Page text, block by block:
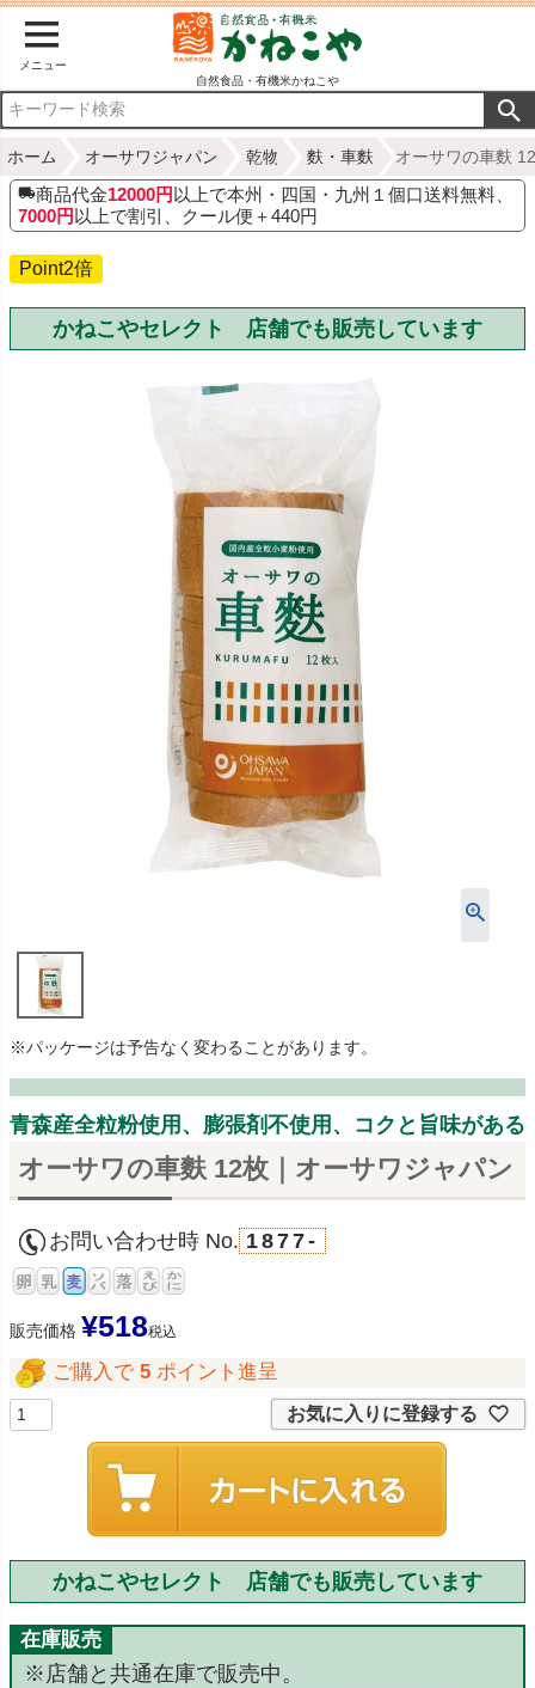
メニュー
自然食品・有機米かねこや
ホーム オーサワジャパン 乾物 麩・車麩 オーサワの車麩
商品代金12000円 以上で本州・四国・九州１個口送料無料、
7000円 以上で割引、クール便＋440円
Point2倍
かねこやセレクト 店舗でも販売しています
※パッケージは予告なく変わることがあります。
青森産全粒粉使用、膨張剤不使用、コクと旨味がある
オーサワの車麩 12枚｜オーサワジャパン
お問い合わせ時 No. 1877-
販売価格 ¥518税込
ご購入で 5 ポイント進呈
お気に入りに登録する
かねこやセレクト 店舗でも販売しています
在庫販売
※店舗と共通在庫で販売中。